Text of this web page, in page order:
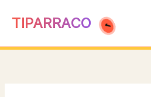
TIPARRACO